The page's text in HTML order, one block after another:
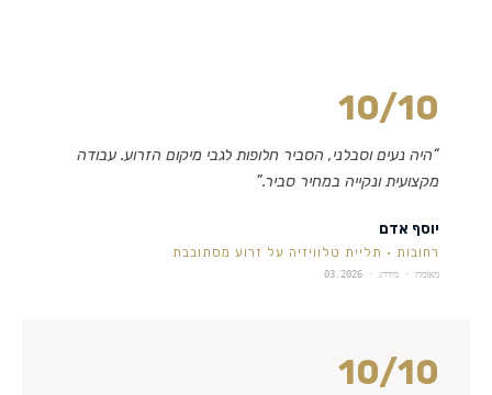
10/10
“היה נעים וסבלני, הסביר חלופות לגבי מיקום הזרוע. עבודה
מקצועית ונקייה במחיר סביר.”
יוסף אדם
רחובות · תליית טלוויזיה על זרוע מסתובבת
מאומת · מידרג · 03.2026
10/10